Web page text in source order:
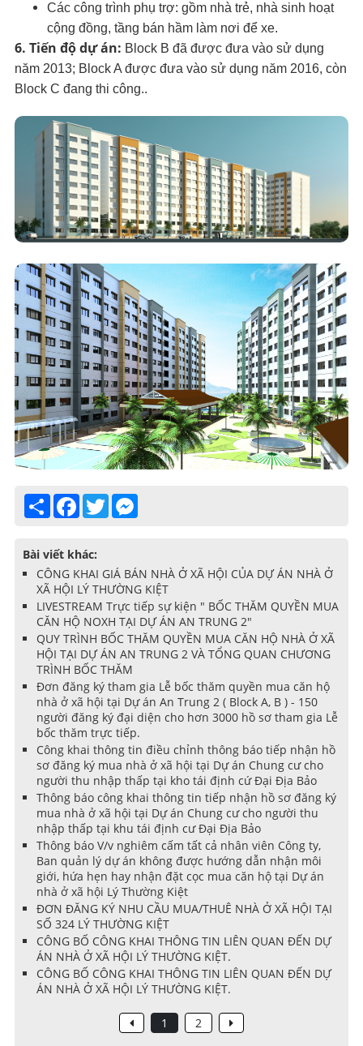
Các công trình phụ trợ: gồm nhà trẻ, nhà sinh hoạt
cộng đồng, tầng bán hầm làm nơi để xe.
6. Tiến độ dự án: Block B đã được đưa vào sử dụng
năm 2013; Block A được đưa vào sử dụng năm 2016, còn
Block C đang thi công..
ShareFacebook
TwitterMessenger
Bài viết khác:
CÔNG KHAI GIÁ BÁN NHÀ Ở XÃ HỘI CỦA DỰ ÁN NHÀ Ở
XÃ HỘI LÝ THƯỜNG KIỆT
LIVESTREAM Trực tiếp sự kiện " BỐC THĂM QUYỀN MUA
CĂN HỘ NOXH TẠI DỰ ÁN AN TRUNG 2"
QUY TRÌNH BỐC THĂM QUYỀN MUA CĂN HỘ NHÀ Ở XÃ
HỘI TẠI DỰ ÁN AN TRUNG 2 VÀ TỔNG QUAN CHƯƠNG
TRÌNH BỐC THĂM
Đơn đăng ký tham gia Lễ bốc thăm quyền mua căn hộ
nhà ở xã hội tại Dự án An Trung 2 ( Block A, B ) - 150
người đăng ký đại diện cho hơn 3000 hồ sơ tham gia Lễ
bốc thăm trực tiếp.
Công khai thông tin điều chỉnh thông báo tiếp nhận hồ
sơ đăng ký mua nhà ở xã hội tại Dự án Chung cư cho
người thu nhập thấp tại kho tái định cứ Đại Địa Bảo
Thông báo công khai thông tin tiếp nhận hồ sơ đăng ký
mua nhà ở xã hội tại Dự án Chung cư cho người thu
nhập thấp tại khu tái định cư Đại Địa Bảo
Thông báo V/v nghiêm cấm tất cả nhân viên Công ty,
Ban quản lý dự án không được hướng dẫn nhận môi
giới, hứa hẹn hay nhận đặt cọc mua căn hộ tại Dự án
nhà ở xã hội Lý Thường Kiệt
ĐƠN ĐĂNG KÝ NHU CẦU MUA/THUÊ NHÀ Ở XÃ HỘI TẠI
SỐ 324 LÝ THƯỜNG KIỆT
CÔNG BỐ CÔNG KHAI THÔNG TIN LIÊN QUAN ĐẾN DỰ
ÁN NHÀ Ở XÃ HỘI LÝ THƯỜNG KIỆT.
CÔNG BỐ CÔNG KHAI THÔNG TIN LIÊN QUAN ĐẾN DỰ
ÁN NHÀ Ở XÃ HỘI LÝ THƯỜNG KIỆT.
1 2